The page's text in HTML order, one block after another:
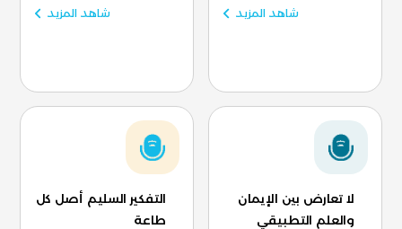
شاهد المزيد شاهد المزيد
لا تعارض بين الإيمان
والعلم التطبيقي
التفكير السليم أصل كل
طاعة